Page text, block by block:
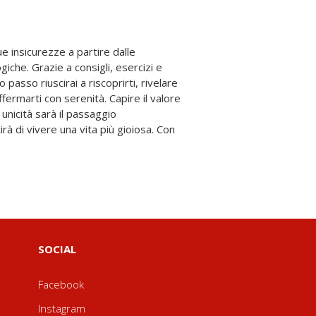
SOCIAL
Facebook
Instagram